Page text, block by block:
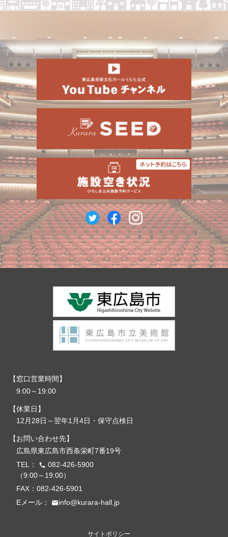
窓口営業時間
9:00～19:00
休業日
12月28日～翌年1月4日・保守点検日
お問い合わせ先
広島県東広島市西条栄町7番19号
TEL：
call 082-426-5900
（9:00～19:00）
FAX：082-426-5901
Eメール：
emailinfo@kurara-hall.jp
サイトポリシー